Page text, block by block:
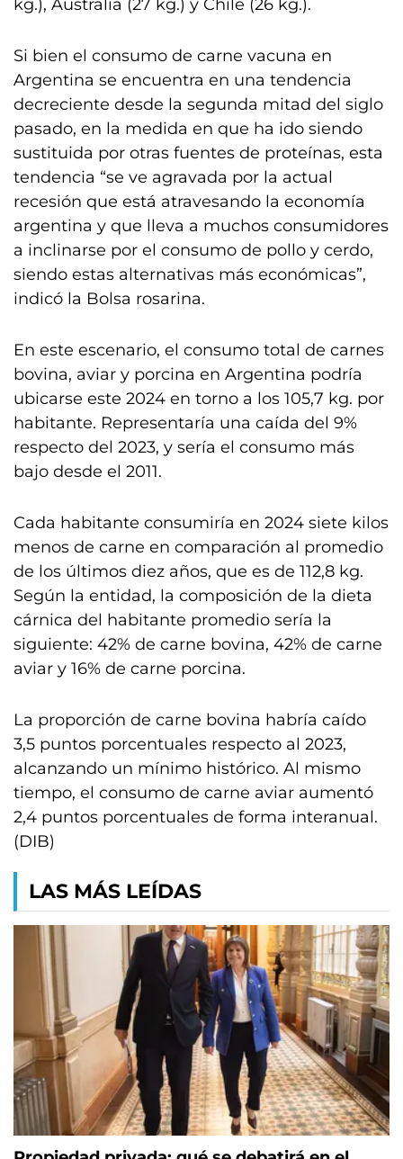
kg.), Australia (27 kg.) y Chile (26 kg.).
Si bien el consumo de carne vacuna en
Argentina se encuentra en una tendencia
decreciente desde la segunda mitad del siglo
pasado, en la medida en que ha ido siendo
sustituida por otras fuentes de proteínas, esta
tendencia “se ve agravada por la actual
recesión que está atravesando la economía
argentina y que lleva a muchos consumidores
a inclinarse por el consumo de pollo y cerdo,
siendo estas alternativas más económicas”,
indicó la Bolsa rosarina.
En este escenario, el consumo total de carnes
bovina, aviar y porcina en Argentina podría
ubicarse este 2024 en torno a los 105,7 kg. por
habitante. Representaría una caída del 9%
respecto del 2023, y sería el consumo más
bajo desde el 2011.
Cada habitante consumiría en 2024 siete kilos
menos de carne en comparación al promedio
de los últimos diez años, que es de 112,8 kg.
Según la entidad, la composición de la dieta
cárnica del habitante promedio sería la
siguiente: 42% de carne bovina, 42% de carne
aviar y 16% de carne porcina.
La proporción de carne bovina habría caído
3,5 puntos porcentuales respecto al 2023,
alcanzando un mínimo histórico. Al mismo
tiempo, el consumo de carne aviar aumentó
2,4 puntos porcentuales de forma interanual.
(DIB)
LAS MÁS LEÍDAS